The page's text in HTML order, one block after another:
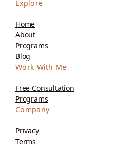
Explore
Home
About
Programs
Blog
Work With Me
Free Consultation
Programs
Company
Privacy
Terms